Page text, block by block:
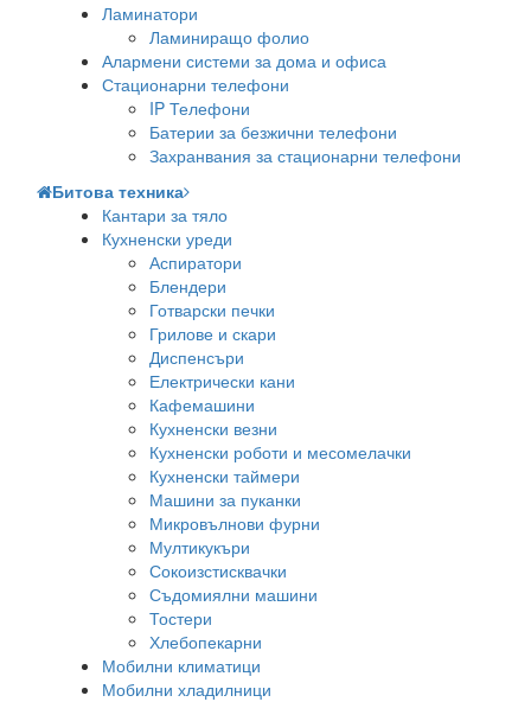
Ламинатори
Ламиниращо фолио
Алармени системи за дома и офиса
Стационарни телефони
IP Телефони
Батерии за безжични телефони
Захранвания за стационарни телефони
Битова техника
Кантари за тяло
Кухненски уреди
Аспиратори
Блендери
Готварски печки
Грилове и скари
Диспенсъри
Електрически кани
Кафемашини
Кухненски везни
Кухненски роботи и месомелачки
Кухненски таймери
Машини за пуканки
Микровълнови фурни
Мултикукъри
Сокоизстисквачки
Съдомиялни машини
Тостери
Хлебопекарни
Мобилни климатици
Мобилни хладилници